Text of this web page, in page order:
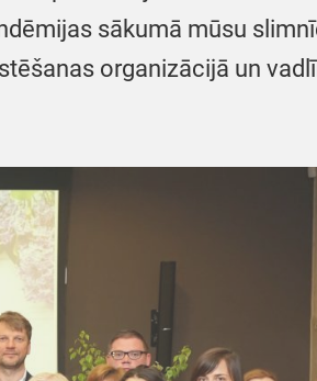
sākumā mūsu
organizācijā un